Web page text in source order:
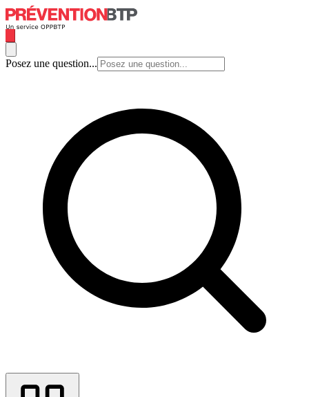
Posez une question...